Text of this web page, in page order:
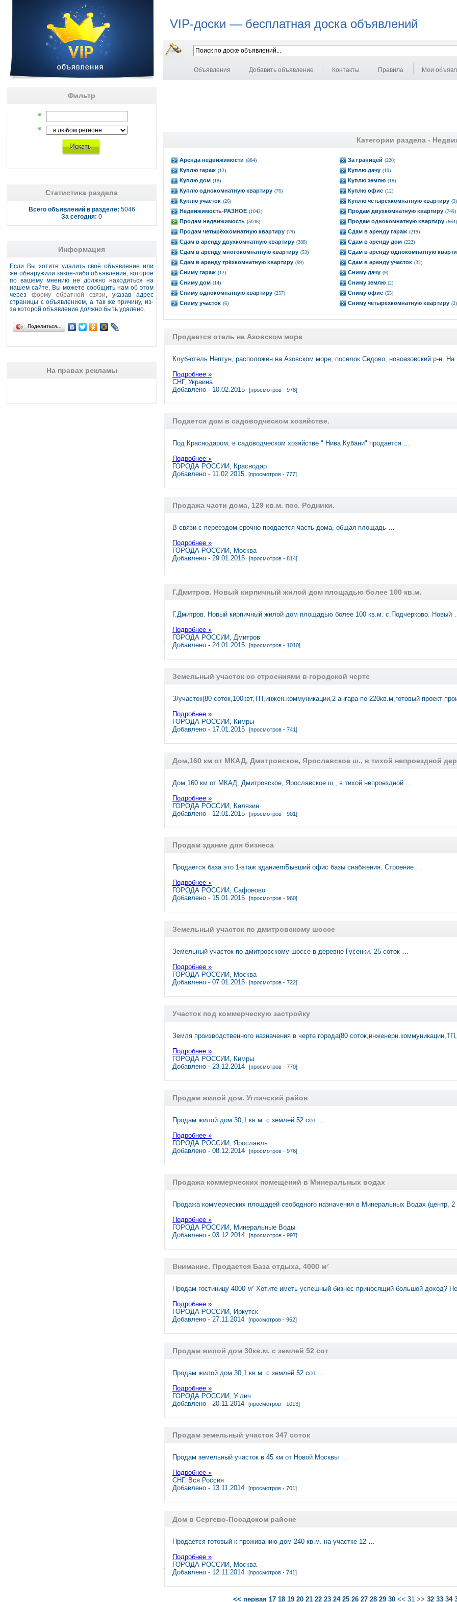
VIP-доски — бесплатная доска объявлений
Объявления Добавить объявление Контакты Правила Мои
Фильтр
Статистика раздела
Всего объявлений в разделе: 5046
За сегодня: 0
Информация
Если Вы хотите удалить своё объявление или
же обнаружили какое-либо объявление, которое
по вашему мнению не должно находиться на
нашем сайте, Вы можете сообщить нам об этом
через форму обратной связи, указав адрес
страницы с объявлением, а так же причину, из-
за которой объявление должно быть удалено.
Поделиться…
На правах рекламы
Категории раздела -
Аренда недвижимости (884) За границей (220)
Куплю гараж (13) Куплю дачу (10)
Куплю дом (18) Куплю землю (18)
Куплю однокомнатную квартиру (76) Куплю офис (12)
Куплю участок (26) Куплю четырёхкомнатную квартиру (3)
Недвижимость-РАЗНОЕ (1042) Продам двухкомнатную квартиру (749)
Продам недвижимость (5046) Продам однокомнатную квартиру (664)
Продам четырёхкомнатную квартиру (79) Сдам в аренду гараж (219)
Сдам в аренду двухкомнатную квартиру (388) Сдам в аренду дом (222)
Сдам в аренду многокомнатную квартиру (53)
Сдам в аренду однокомнатную
Сдам в аренду трёхкомнатную квартиру (99) Сдам в аренду участок (32)
Сниму гараж (12) Сниму дачу (9)
Сниму дом (14) Сниму землю (2)
Сниму однокомнатную квартиру (257) Сниму офис (55)
Сниму участок (6) Сниму четырёхкомнатную квартиру (2)
Продается отель на Азовском море
Клуб-отель Нептун, расположен на Азовском море, поселок Седово, новоазовский р-н.
Подробнее »
СНГ, Украина
Добавлено - 10.02.2015
[просмотров - 978]
Подается дом в садоводческом хозяйстве.
Под Краснодаром, в садоводческом хозяйстве " Нива Кубани" продается …
Подробнее »
ГОРОДА РОССИИ, Краснодар
Добавлено - 11.02.2015
[просмотров - 777]
Продажа части дома, 129 кв.м. пос. Родники.
В связи с переездом срочно продается часть дома, общая площадь …
Подробнее »
ГОРОДА РОССИИ, Москва
Добавлено - 29.01.2015
[просмотров - 814]
Г.Дмитров. Новый кирпичный жилой дом площадью более 100 кв.м.
Г.Дмитров. Новый кирпичный жилой дом площадью более 100 кв.м. с.Подчерково. Новый
Подробнее »
ГОРОДА РОССИИ, Дмитров
Добавлено - 24.01.2015
[просмотров - 1010]
Земельный участок со строениями в городской черте
З/участок(80 соток,100квт,ТП,инжен.коммуникации,2 ангара по 220кв.м,готовый проект
Подробнее »
ГОРОДА РОССИИ, Кимры
Добавлено - 17.01.2015
[просмотров - 741]
Дом,160 км от МКАД, Дмитровское, Ярославское ш., в тихой непроездной
Дом,160 км от МКАД, Дмитровское, Ярославское ш., в тихой непроездной …
Подробнее »
ГОРОДА РОССИИ, Калязин
Добавлено - 12.01.2015
[просмотров - 901]
Продам здание для бизнеса
Продается база это 1-этаж зданиеrnБывший офис базы снабжения. Строение …
Подробнее »
ГОРОДА РОССИИ, Сафоново
Добавлено - 15.01.2015
[просмотров - 960]
Земельный участок по дмитровскому шоссе
Земельный участок по дмитровскому шоссе в деревне Гусенки. 25 соток …
Подробнее »
ГОРОДА РОССИИ, Москва
Добавлено - 07.01.2015
[просмотров - 722]
Участок под коммерческую застройку
Земля производственного назначения в черте города(80
Подробнее »
ГОРОДА РОССИИ, Кимры
Добавлено - 23.12.2014
[просмотров - 770]
Продам жилой дом. Угличский район
Продам жилой дом 30,1 кв.м. с землей 52 сот. …
Подробнее »
ГОРОДА РОССИИ, Ярославль
Добавлено - 08.12.2014
[просмотров - 976]
Продажа коммерческих помещений в Минеральных водах
Продажа коммерческих площадей свободного назначения в Минеральных Водах (центр,
Подробнее »
ГОРОДА РОССИИ, Минеральные Воды
Добавлено - 03.12.2014
[просмотров - 997]
Внимание. Продается База отдыха, 4000 м²
Продам гостиницу 4000 м² Хотите иметь успешный бизнес приносящий большой доход?
Подробнее »
ГОРОДА РОССИИ, Иркутск
Добавлено - 27.11.2014
[просмотров - 962]
Продам жилой дом 30кв.м. с землей 52 сот
Продам жилой дом 30,1 кв.м. с землей 52 сот. …
Подробнее »
ГОРОДА РОССИИ, Углич
Добавлено - 20.11.2014
[просмотров - 1013]
Продам земельный участок 347 соток
Продам земельный участок в 45 км от Новой Москвы …
Подробнее »
СНГ, Вся Россия
Добавлено - 13.11.2014
[просмотров - 701]
Дом в Сергево-Посадском районе
Продается готовый к проживанию дом 240 кв.м. на участке 12 …
Подробнее »
ГОРОДА РОССИИ, Москва
Добавлено - 12.11.2014
[просмотров - 741]
<< первая 17 18 19 20 21 22 23 24 25 26 27 28 29 30 << 31 >> 32 33 34